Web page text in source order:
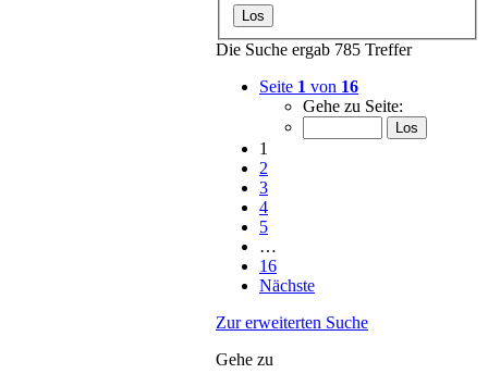
Die Suche ergab 785 Treffer
Seite 1 von 16
Gehe zu Seite:
1
2
3
4
5
…
16
Nächste
Zur erweiterten Suche
Gehe zu